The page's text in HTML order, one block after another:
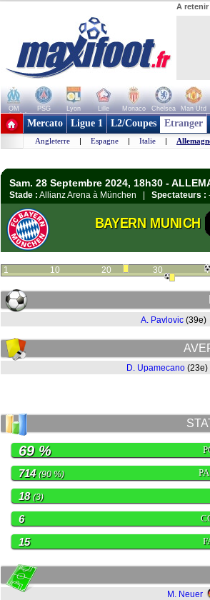
A retenir
OM PSG Lyon Lille Monaco Chelsea Man Utd
+ de clubs
Mercato Ligue 1 L2/Coupes Etranger
Angleterre | Espagne | Italie |
Sam. 28 Septembre 2024, 18h30 -
Stade : Allianz Arena à München | Spectateurs :
BAYERN MUNICH
1 10 20 30
A. Pavlovic (39e)
D. Upamecano (23e)
69 %
714 (90 %)
18(3)
6
15
M. Neuer